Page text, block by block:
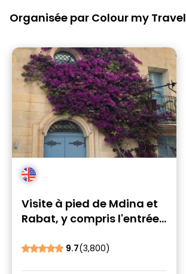
Organisée par Colour my Travel
Visite à pied de Mdina et
Rabat, y compris l'entrée
grotte. Entrée aux
9.7(3,800)